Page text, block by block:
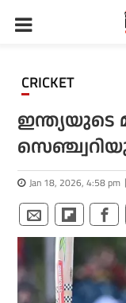
CRICKET
Jan 18, 2026, 4:58 pm